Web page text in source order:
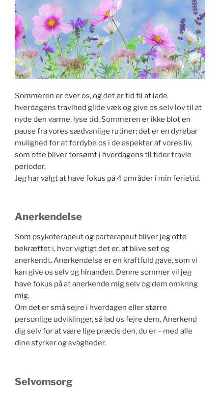
Sommeren er over os, og det er tid til at lade
hverdagens travlhed glide væk og give os selv lov til at
nyde den varme, lyse tid. Sommeren er ikke blot en
pause fra vores sædvanlige rutiner; det er en dyrebar
mulighed for at fordybe os i de aspekter af vores liv,
som ofte bliver forsømt i hverdagens til tider travle
perioder.
Jeg har valgt at have fokus på 4 områder i min ferietid.
Anerkendelse
Som psykoterapeut og parterapeut bliver jeg ofte
bekræftet i, hvor vigtigt det er, at blive set og
anerkendt. Anerkendelse er en kraftfuld gave, som vi
kan give os selv og hinanden. Denne sommer vil jeg
have fokus på at anerkende mig selv og dem omkring
mig.
Om det er små sejre i hverdagen eller større
personlige udviklinger, så lad os fejre dem. Anerkend
dig selv for at være lige præcis den, du er – med alle
dine styrker og svagheder.
Selvomsorg